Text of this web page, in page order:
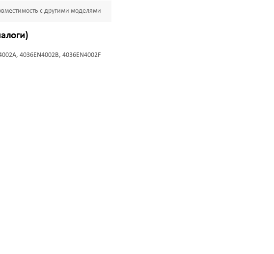
с другими моделями
4036EN4002B, 4036EN4002F